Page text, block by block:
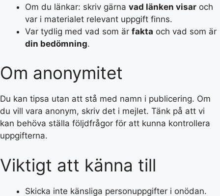
Om du länkar: skriv gärna vad länken visar och
var i materialet relevant uppgift finns.
Var tydlig med vad som är fakta och vad som är
din bedömning.
Om anonymitet
Du kan tipsa utan att stå med namn i publicering. Om
du vill vara anonym, skriv det i mejlet. Tänk på att vi
kan behöva ställa följdfrågor för att kunna kontrollera
uppgifterna.
Viktigt att känna till
Skicka inte känsliga personuppgifter i onödan.